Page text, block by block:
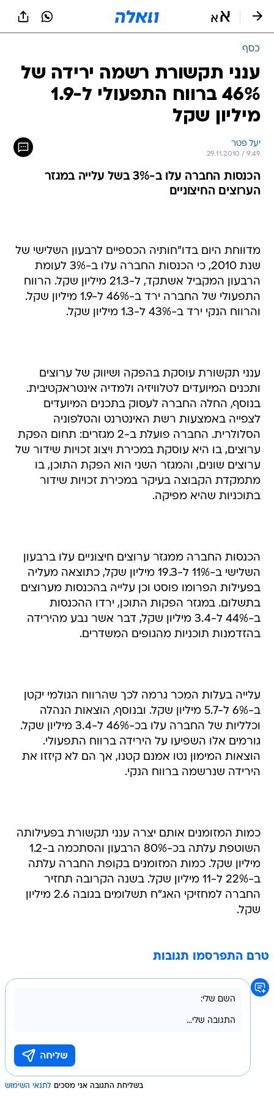
כסף
ענני תקשורת רשמה ירידה של
46% ברווח התפעולי ל-1.9
מיליון שקל
יעל פטר
29.11.2010 / 9:49
הכנסות החברה עלו ב-3% בשל עלייה במגזר
הערוצים החיצוניים
מדווחת היום בדו"חותיה הכספיים לרבעון השלישי של
שנת 2010, כי הכנסות החברה עלו ב-3% לעומת
הרבעון המקביל אשתקד, ל-21.3 מיליון שקל. הרווח
התפעולי של החברה ירד ב-46% ל-1.9 מיליון שקל.
והרווח הנקי ירד ב-43% ל-1.3 מיליון שקל.
ענני תקשורת עוסקת בהפקה ושיווק של ערוצים
ותכנים המיועדים לטלוויזיה ולמדיה אינטראקטיבית.
בנוסף, החלה החברה לעסוק בתכנים המיועדים
לצפייה באמצעות רשת האינטרנט והטלפוניה
הסלולרית. החברה פועלת ב-2 מגזרים: תחום הפקת
ערוצים, בו היא עוסקת במכירת ויצוג זכויות שידור של
ערוצים שונים, והמגזר השני הוא הפקת התוכן, בו
מתמקדת הקבוצה בעיקר במכירת זכויות שידור
בתוכניות שהיא מפיקה.
הכנסות החברה ממגזר ערוצים חיצוניים עלו ברבעון
השלישי ב-11% ל-19.3 מיליון שקל, כתוצאה מעליה
בפעילות הפרומו פוסט וכן עלייה בהכנסות מערוצים
בתשלום. במגזר הפקות התוכן, ירדו ההכנסות
ב-44% ל-3.4 מיליון שקל, דבר אשר נבע מהירידה
בהזדמנות תוכניות מהגופים המשדרים.
עלייה בעלות המכר גרמה לכך שהרווח הגולמי יקטן
ב-6% ל-5.7 מיליון שקל. ובנוסף, הוצאות הנהלה
וכלליות של החברה עלו בכ-46% ל-3.4 מיליון שקל.
גורמים אלו השפיעו על הירידה ברווח התפעולי.
הוצאות המימון נטו אמנם קטנו, אך הם לא קיזזו את
הירידה שנרשמה ברווח הנקי.
כמות המזומנים אותם יצרה ענני תקשורת בפעילותה
השוטפת עלתה בכ-80% הרבעון והסתכמה ב-1.2
מיליון שקל. כמות המזומנים בקופת החברה עלתה
ב-22% ל-11 מיליון שקל. בשנה הקרובה תחזיר
החברה למחזיקי האג"ח תשלומים בגובה 2.6 מיליון
שקל.
טרם התפרסמו תגובות
בשליחת התגובה אני מסכים לתנאי השימוש